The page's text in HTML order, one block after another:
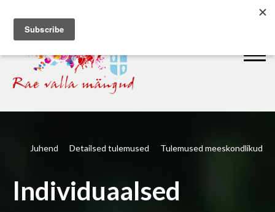
Juhend Detailsed tulemused Tulemused meeskondlikud
Individuaalsed